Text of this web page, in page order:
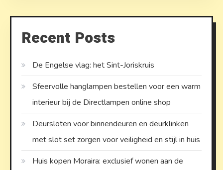
Recent Posts
De Engelse vlag: het Sint-Joriskruis
Sfeervolle hanglampen bestellen voor een warm
interieur bij de Directlampen online shop
Deursloten voor binnendeuren en deurklinken
met slot set zorgen voor veiligheid en stijl in huis
Huis kopen Moraira: exclusief wonen aan de